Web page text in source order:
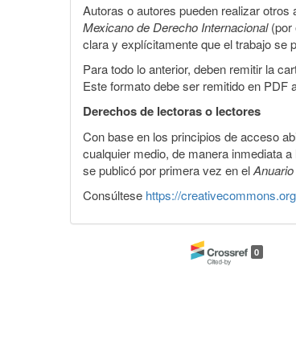
Autoras o autores pueden realizar
Mexicano de Derecho Internacional(por
clara y explícitamente que el trabajo se
Para todo lo anterior, deben remitir la
Este formato debe ser remitido en PDF
Derechos de lectoras o lectores
Con base en los principios de acceso
cualquier medio, de manera inmediata
se publicó por primera vez en el
Consúltese https://
0